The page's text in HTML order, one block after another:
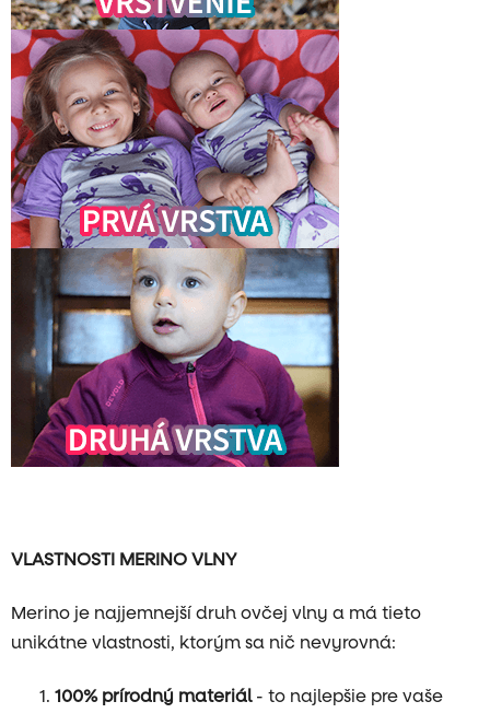
VLASTNOSTI MERINO VLNY
Merino je najjemnejší druh ovčej vlny a má tieto
unikátne vlastnosti, ktorým sa nič nevyrovná:
100% prírodný materiál- to najlepšie pre vaše